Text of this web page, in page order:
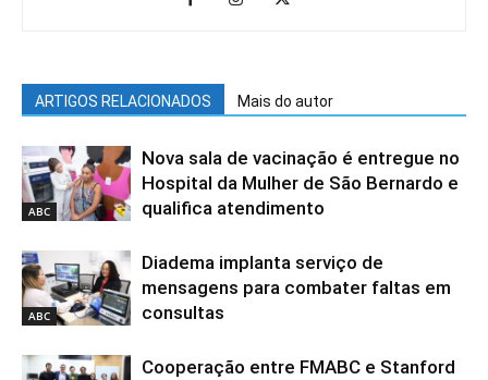
ARTIGOS RELACIONADOS Mais do autor
ABC
Nova sala de vacinação é entregue no
Hospital da Mulher de São Bernardo e
qualifica atendimento
ABC
Diadema implanta serviço de
mensagens para combater faltas em
consultas
Cooperação entre FMABC e Stanford